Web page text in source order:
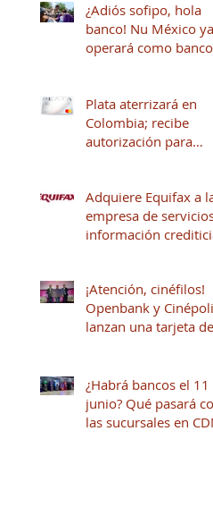
¿Adiós sofipo, hola
banco! Nu México ya
operará como
Plata aterrizará en
Colombia; recibe
autorización para
Adquiere Equifax a
empresa de servicios
información
¡Atención, cinéfilos!
Openbank y
lanzan una tarjeta de
puntos
¿Habrá bancos el 11
junio? Qué pasará
las sucursales en